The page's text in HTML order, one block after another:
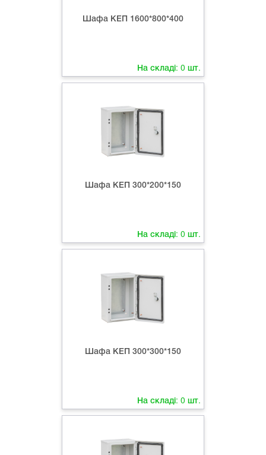
Шафа КЕП 1600*800*400
На складі: 0 шт.
Шафа КЕП 300*200*150
На складі: 0 шт.
Шафа КЕП 300*300*150
На складі: 0 шт.